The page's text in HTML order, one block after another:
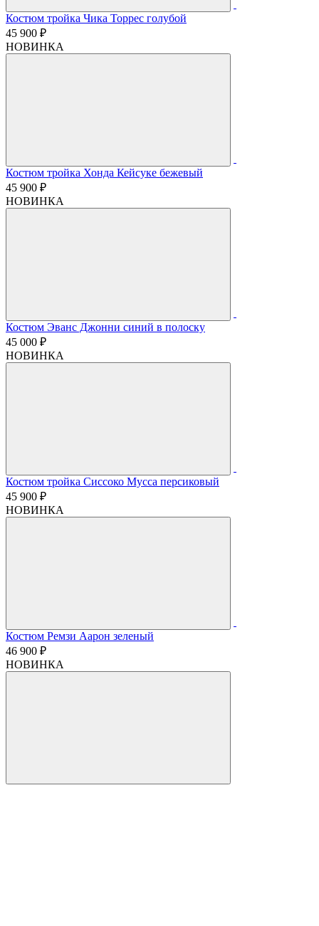
Костюм тройка Чика Торрес голубой
45 900 ₽
НОВИНКА
Костюм тройка Хонда Кейсуке бежевый
45 900 ₽
НОВИНКА
Костюм Эванс Джонни синий в полоску
45 000 ₽
НОВИНКА
Костюм тройка Сиссоко Мусса персиковый
45 900 ₽
НОВИНКА
Костюм Ремзи Аарон зеленый
46 900 ₽
НОВИНКА